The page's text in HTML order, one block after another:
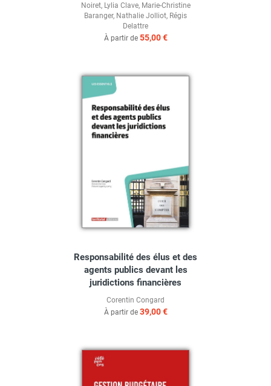
Noiret, Lylia Clave, Marie-Christine
Baranger, Nathalie Jolliot, Régis
Delattre
À partir de 55,00 €
Responsabilité des élus et des
agents publics devant les
juridictions financières
Corentin Congard
À partir de 39,00 €